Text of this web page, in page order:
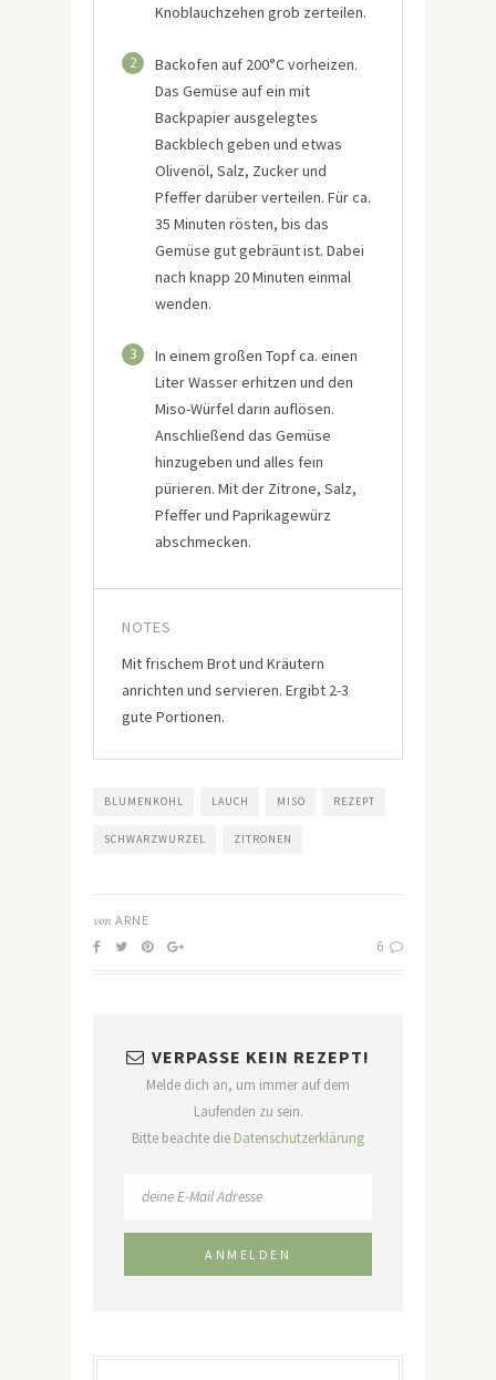
Knoblauchzehen grob zerteilen.
2
Backofen auf 200°C vorheizen.
Das Gemüse auf ein mit
Backpapier ausgelegtes
Backblech geben und etwas
Olivenöl, Salz, Zucker und
Pfeffer darüber verteilen. Für ca.
35 Minuten rösten, bis das
Gemüse gut gebräunt ist. Dabei
nach knapp 20 Minuten einmal
wenden.
3
In einem großen Topf ca. einen
Liter Wasser erhitzen und den
Miso-Würfel darin auflösen.
Anschließend das Gemüse
hinzugeben und alles fein
pürieren. Mit der Zitrone, Salz,
Pfeffer und Paprikagewürz
abschmecken.
NOTES
Mit frischem Brot und Kräutern
anrichten und servieren. Ergibt 2-3
gute Portionen.
BLUMENKOHL LAUCH MISO REZEPT
SCHWARZWURZEL ZITRONEN
von ARNE
6
VERPASSE KEIN REZEPT!
Melde dich an, um immer auf dem
Laufenden zu sein.
Bitte beachte die Datenschutzerklärung